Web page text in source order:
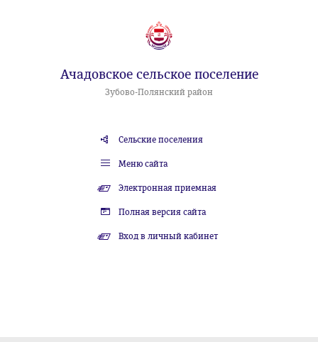
Ачадовское сельское поселение
Зубово-Полянский район
Сельские поселения
Меню сайта
Электронная приемная
Полная версия сайта
Вход в личный кабинет